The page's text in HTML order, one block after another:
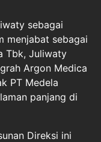
sebagai
menjabat sebagai
Tbk, Juliwaty
Argon Medica
PT Medela
panjang di
Direksi ini